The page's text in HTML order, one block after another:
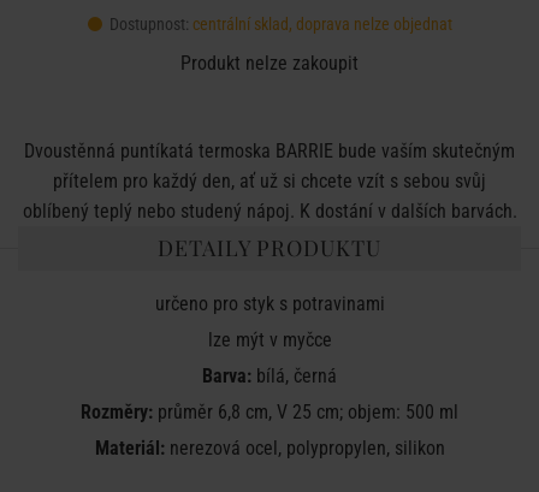
Dostupnost: centrální sklad, doprava nelze objednat
Produkt nelze zakoupit
Dvoustěnná puntíkatá termoska BARRIE bude vaším skutečným
přítelem pro každý den, ať už si chcete vzít s sebou svůj
oblíbený teplý nebo studený nápoj. K dostání v dalších barvách.
DETAILY PRODUKTU
určeno pro styk s potravinami
lze mýt v myčce
Barva: bílá, černá
Rozměry: průměr 6,8 cm, V 25 cm; objem: 500 ml
Materiál:nerezová ocel, polypropylen, silikon